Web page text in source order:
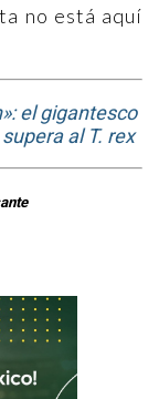
no está aquí
el gigantesco
al T. rex